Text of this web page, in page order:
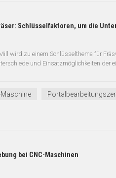
Schlüsselfaktoren, um die
wird zu einem Schlüsselthema für
und Einsatzmöglichkeiten der
Maschine
bei CNC-Maschinen